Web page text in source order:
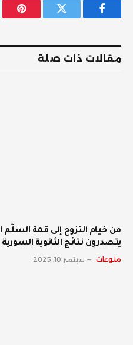
فيسبوك تويتر
مقالات ذات صلة
من خيام النزوح إلى قمة
يتصدرون نتائج الثانوية السورية
منوعات سبتمبر 10, 2025